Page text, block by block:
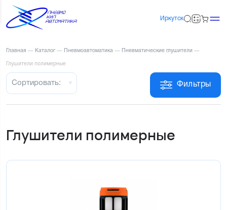
Иркутск
Главная — Каталог — Пневмоавтоматика — Пневматические глушители —
Глушители полимерные
Фильтры
Сортировать:
Глушители полимерные